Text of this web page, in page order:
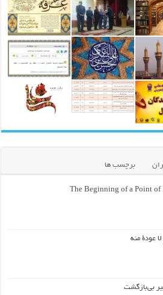
برچسب ها
The Beginning of a Point of
عودة منه
بی‌بازگشت